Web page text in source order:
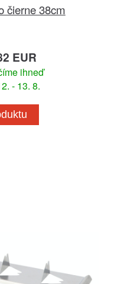
čierne 38cm
EUR
ihneď
- 13. 8.